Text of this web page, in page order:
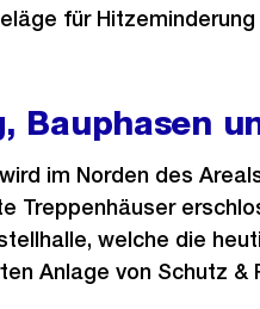
für
Bauphasen
im Norden des
Treppenhäuser
welche die
Anlage von Schutz &